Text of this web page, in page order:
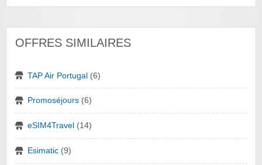
OFFRES SIMILAIRES
TAP Air Portugal (6)
Promoséjours (6)
eSIM4Travel (14)
Esimatic (9)